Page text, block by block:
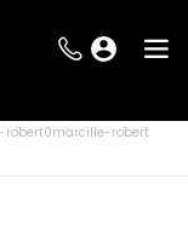
robert0marcille-robert